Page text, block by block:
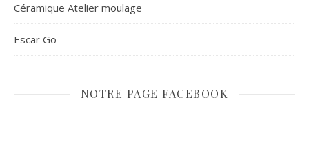
Céramique Atelier moulage
Escar Go
NOTRE PAGE FACEBOOK